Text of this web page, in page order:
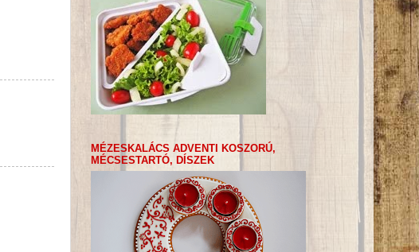
MÉZESKALÁCS ADVENTI KOSZORÚ,
MÉCSESTARTÓ, DÍSZEK